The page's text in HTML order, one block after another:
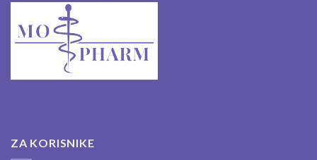
ZA KORISNIKE